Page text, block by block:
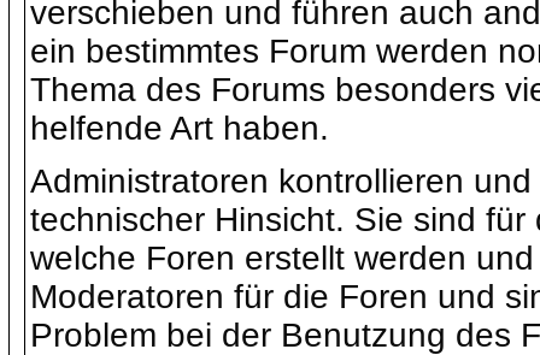
verschieben und führen auch
ein bestimmtes Forum werden
Thema des Forums besonders
helfende Art haben.
Administratoren kontrollieren
technischer Hinsicht. Sie sind
welche Foren erstellt werden
Moderatoren für die Foren und
Problem bei der Benutzung des